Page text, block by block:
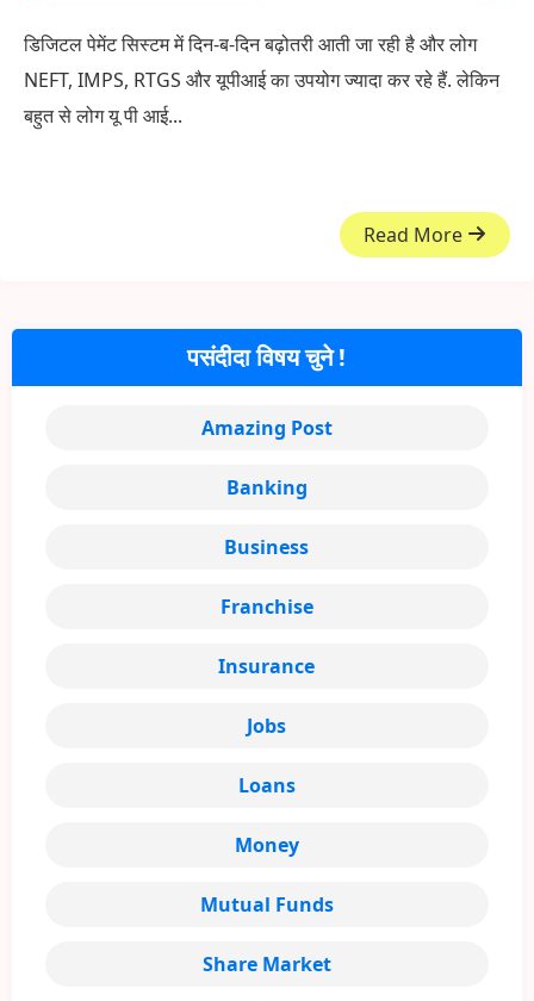
डिजिटल पेमेंट सिस्टम में दिन-ब-दिन बढ़ोतरी आती जा रही है और लोग
NEFT, IMPS, RTGS और यूपीआई का उपयोग ज्यादा कर रहे हैं. लेकिन
बहुत से लोग यू पी आई...
Read More
पसंदीदा विषय चुने !
Amazing Post
Banking
Business
Franchise
Insurance
Jobs
Loans
Money
Mutual Funds
Share Market